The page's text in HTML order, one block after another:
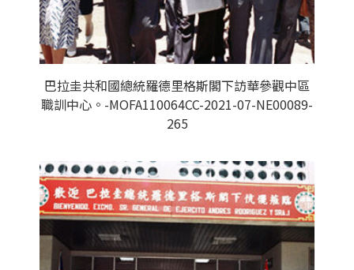
巴拉圭共和國總統羅德里格斯閣下訪華參觀中區
職訓中心。-MOFA110064CC-2021-07-NE00089-
265